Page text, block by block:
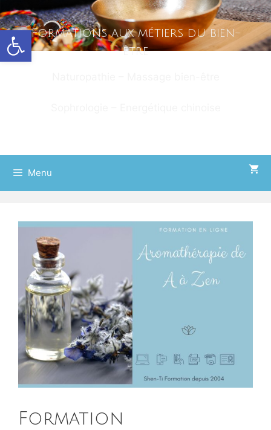
Ouvrir la barre d’outils
Formations aux métiers du bien-
être
Menu
Formation